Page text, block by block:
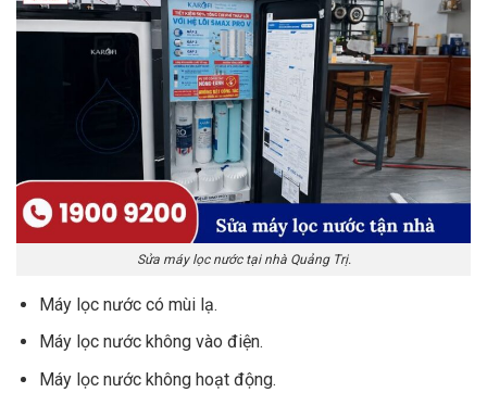
Sửa máy lọc nước tại nhà Quảng Trị.
Máy lọc nước có mùi lạ.
Máy lọc nước không vào điện.
Máy lọc nước không hoạt động.